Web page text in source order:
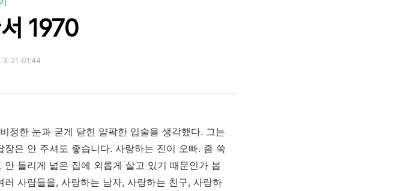
1970
3. 21. 01:44
정한 눈과 굳게 닫힌 얄팍한 입술을 생각했다. 그는
은 안 주셔도 좋습니다. 사랑하는 진이 오빠. 좀 쑥
들리게 넓은 집에 외롭게 살고 있기 때문인가 봅
사람들을, 사랑하는 남자, 사랑하는 친구, 사랑하